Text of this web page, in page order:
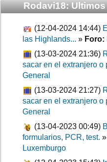
Rodavi18:
(12-04-2024 14:44)
las Highlands... » Foro:
(13-03-2024 21:36)
sacar en el extranjero o
General
(13-03-2024 21:27)
sacar en el extranjero o
General
(13-04-2023 00:49)
formularios, PCR, test. »
Luxemburgo